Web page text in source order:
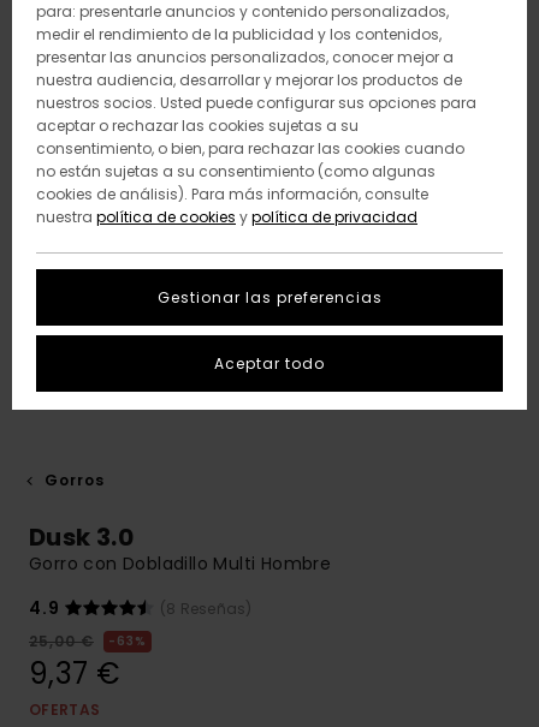
Gorros
Dusk 3.0
Gorro con Dobladillo Multi Hombre
4.9
(8 Reseñas)
25,00 €
63%
9,37 €
OFERTAS
para: presentarle anuncios y contenido personalizados,
medir el rendimiento de la publicidad y los contenidos,
presentar las anuncios personalizados, conocer mejor a
nuestra audiencia, desarrollar y mejorar los productos de
nuestros socios. Usted puede configurar sus opciones para
aceptar o rechazar las cookies sujetas a su
consentimiento, o bien, para rechazar las cookies cuando
no están sujetas a su consentimiento (como algunas
cookies de análisis). Para más información, consulte
nuestra política de cookies ypolítica de privacidad
Gestionar las preferencias
Aceptar todo